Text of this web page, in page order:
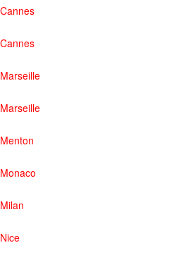
Cannes
Cannes
Marseille
Marseille
Menton
Monaco
Milan
Nice